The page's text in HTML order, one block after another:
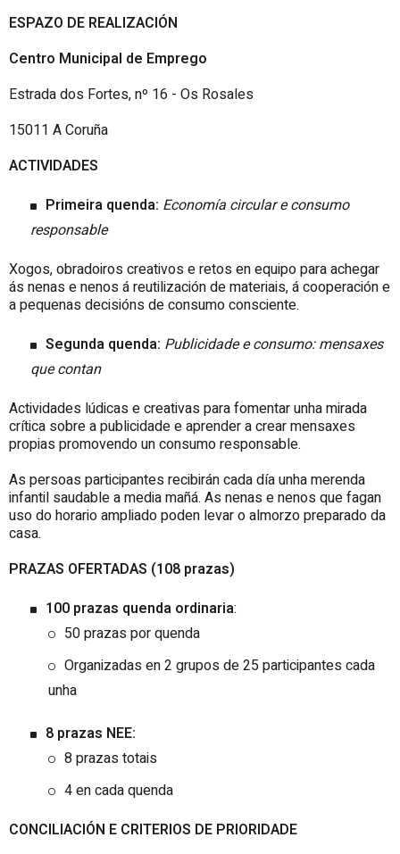
ESPAZO DE REALIZACIÓN
Centro Municipal de Emprego
Estrada dos Fortes, nº 16 - Os Rosales
15011 A Coruña
ACTIVIDADES
Primeira quenda: Economía circular e consumo
responsable
Xogos, obradoiros creativos e retos en equipo para achegar
ás nenas e nenos á reutilización de materiais, á cooperación e
a pequenas decisións de consumo consciente.
Segunda quenda: Publicidade e consumo: mensaxes
que contan
Actividades lúdicas e creativas para fomentar unha mirada
crítica sobre a publicidade e aprender a crear mensaxes
propias promovendo un consumo responsable.
As persoas participantes recibirán cada día unha merenda
infantil saudable a media mañá. As nenas e nenos que fagan
uso do horario ampliado poden levar o almorzo preparado da
casa.
PRAZAS OFERTADAS (108 prazas)
100 prazas quenda ordinaria:
50 prazas por quenda
Organizadas en 2 grupos de 25 participantes cada
unha
8 prazas NEE:
8 prazas totais
4 en cada quenda
CONCILIACIÓN E CRITERIOS DE PRIORIDADE